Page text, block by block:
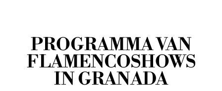
PROGRAMMA VAN
FLAMENCOSHOWS
IN GRANADA